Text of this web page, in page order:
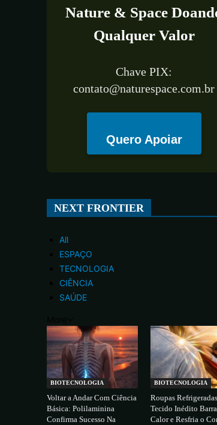
Nature & Space
Qualquer Valor
Chave PIX:
contato@naturespace.com.br
Quero Apoiar
NEXT FRONTIER
All
ESPAÇO
TECNOLOGIA
CIÊNCIA
SAÚDE
BIOTECNOLOGIA
Voltar a Andar Com Ciência
Básica: Polilaminina
Confirma Sucesso Na
BIOTECNOLOGIA
Roupas
Tecido Inédito
Calor e Resfria o